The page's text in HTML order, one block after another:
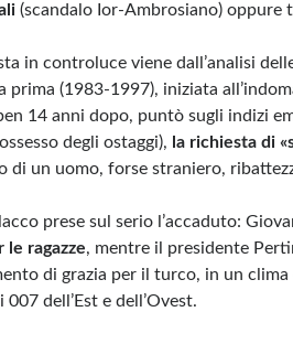
(scandalo Ior-Ambrosiano) oppure
in controluce viene dall’analisi
prima (1983-1997), iniziata
14 anni dopo, puntò sugli indizi
degli ostaggi), la richiesta di
di un uomo, forse straniero,
prese sul serio l’accaduto:
le ragazze, mentre il presidente
di grazia per il turco, in un
dell’Est e dell’Ovest.